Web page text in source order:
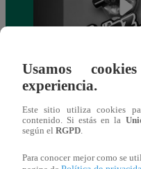
Muere exparticipante de
Usamos
experiencia.
Este sitio utiliza cookies
contenido. Si estás en la
según el RGPD.
Para conocer mejor como se